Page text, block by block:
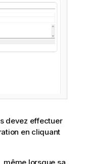
devez effectuer
en cliquant
même lorsque sa